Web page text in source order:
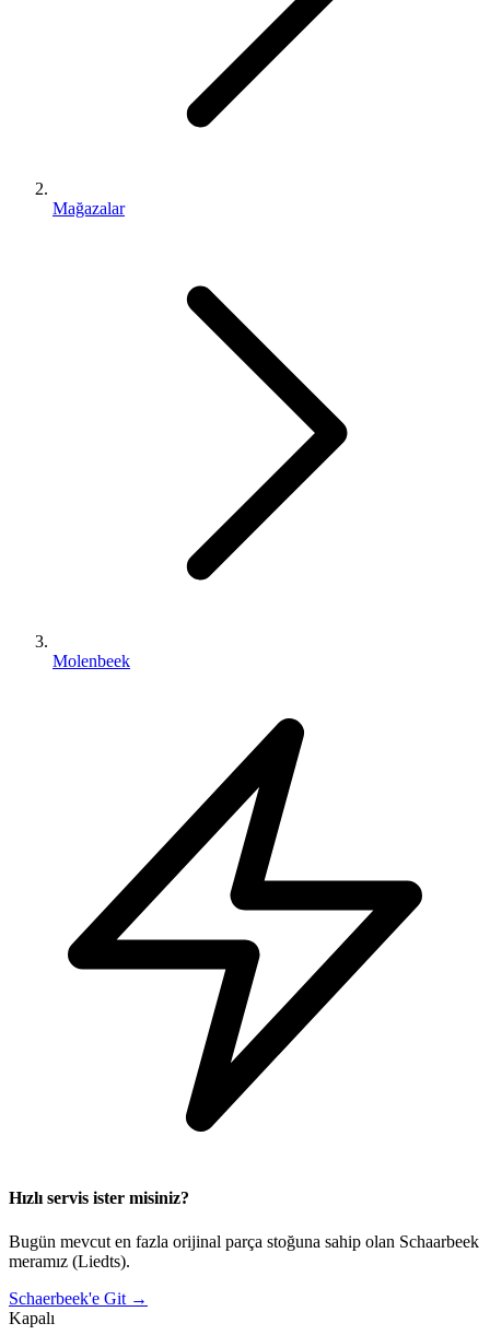
Mağazalar
Molenbeek
Hızlı servis ister misiniz?
Bugün mevcut en fazla orijinal parça stoğuna sahip olan Schaarbeek
meramız (Liedts).
Schaerbeek'e Git →
Kapalı